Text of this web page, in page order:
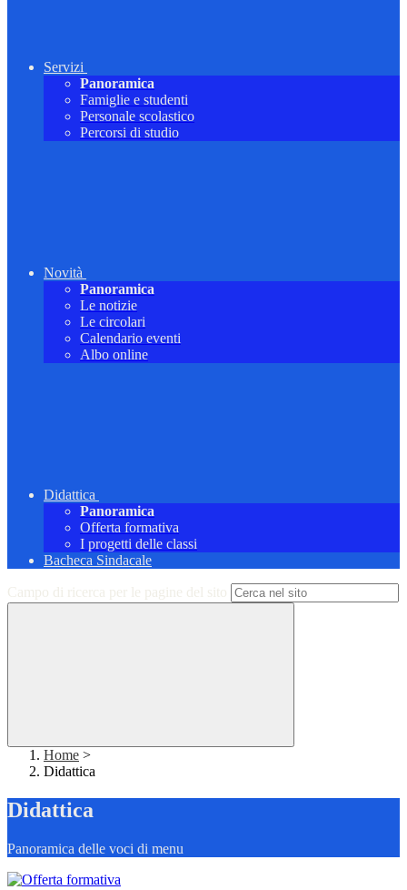
Servizi
Panoramica
Famiglie e studenti
Personale scolastico
Percorsi di studio
Novità
Panoramica
Le notizie
Le circolari
Calendario eventi
Albo online
Didattica
Panoramica
Offerta formativa
I progetti delle classi
Bacheca Sindacale
Campo di ricerca per le pagine del sito
Home >
Didattica
Didattica
Panoramica delle voci di menu